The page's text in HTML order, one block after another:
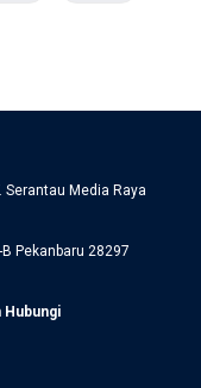
Serantau Media Raya
Pekanbaru 28297
Hubungi